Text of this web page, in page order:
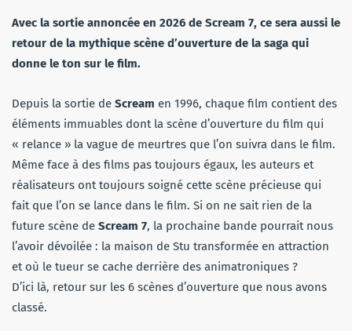
Avec la sortie annoncée en 2026 de Scream 7, ce sera aussi le
retour de la mythique scène d’ouverture de la saga qui
donne le ton sur le film.
Depuis la sortie de Scream en 1996, chaque film contient des
éléments immuables dont la scène d’ouverture du film qui
« relance » la vague de meurtres que l’on suivra dans le film.
Même face à des films pas toujours égaux, les auteurs et
réalisateurs ont toujours soigné cette scène précieuse qui
fait que l’on se lance dans le film. Si on ne sait rien de la
future scène de Scream 7, la prochaine bande pourrait nous
l’avoir dévoilée : la maison de Stu transformée en attraction
et où le tueur se cache derrière des animatroniques ?
D’ici là, retour sur les 6 scènes d’ouverture que nous avons
classé.